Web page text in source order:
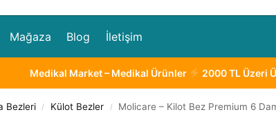
Mağaza Blog İletişim
Medikal Market – Medikal Ürünler 2000 TL Üzeri
Bezleri / Külot Bezler / Molicare – Kilot Bez Premium 6